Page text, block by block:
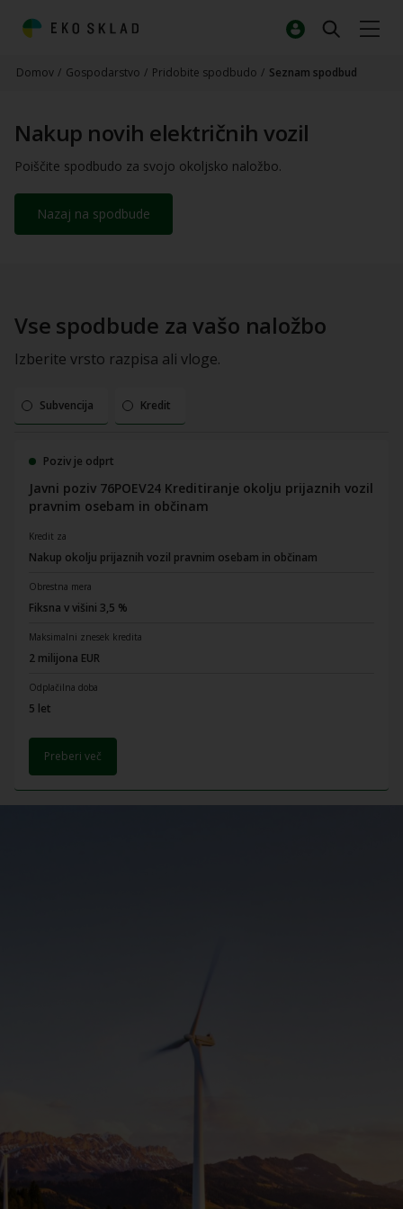
Domov / Gospodarstvo / Pridobite spodbudo / Seznam spodbud
Nakup novih električnih vozil
Poiščite spodbudo za svojo okoljsko naložbo.
Nazaj na spodbude
Vse spodbude za vašo naložbo
Izberite vrsto razpisa ali vloge.
Subvencija Kredit
Poziv je odprt
Javni poziv 76POEV24 Kreditiranje okolju prijaznih vozil
pravnim osebam in občinam
Kredit za
Nakup okolju prijaznih vozil pravnim osebam in občinam
Obrestna mera
Fiksna v višini 3,5 %
Maksimalni znesek kredita
2 milijona EUR
Odplačilna doba
5 let
Preberi več